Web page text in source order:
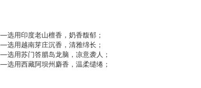
用印度老山檀香，奶香馥郁；
用越南芽庄沉香，清雅绵长；
用苏门答腊岛龙脑，凉意袭人；
选用西藏阿坝州麝香，温柔缱绻；